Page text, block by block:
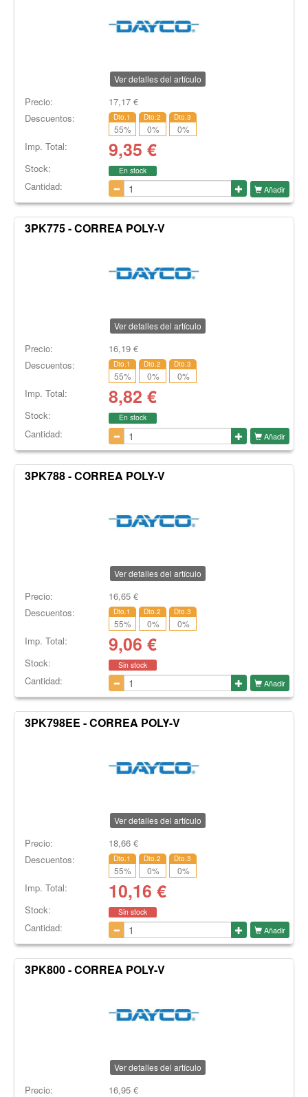
Ver detalles del artículo
Precio: 17,17€
Descuentos:
Dto.1
55%
Dto.2
0%
Dto.3
0%
Imp. Total: 9,35 €
Stock: En stock
Cantidad: Añadir
3PK775 - CORREA POLY-V
Ver detalles del artículo
Precio: 16,19€
Descuentos:
Dto.1
55%
Dto.2
0%
Dto.3
0%
Imp. Total: 8,82 €
Stock: En stock
Cantidad: Añadir
3PK788 - CORREA POLY-V
Ver detalles del artículo
Precio: 16,65€
Descuentos:
Dto.1
55%
Dto.2
0%
Dto.3
0%
Imp. Total: 9,06 €
Stock: Sin stock
Cantidad: Añadir
3PK798EE - CORREA POLY-V
Ver detalles del artículo
Precio: 18,66€
Descuentos:
Dto.1
55%
Dto.2
0%
Dto.3
0%
Imp. Total: 10,16 €
Stock: Sin stock
Cantidad: Añadir
3PK800 - CORREA POLY-V
Ver detalles del artículo
Precio: 16,95€